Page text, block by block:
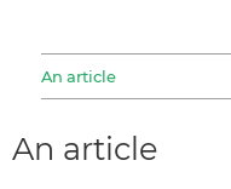
An article
An article